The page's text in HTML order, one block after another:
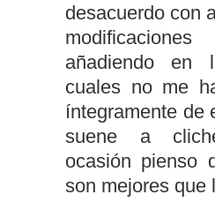
desacuerdo con
añadiendo en
cuales no me
íntegramente de
suene a
ocasión pienso
son mejores que